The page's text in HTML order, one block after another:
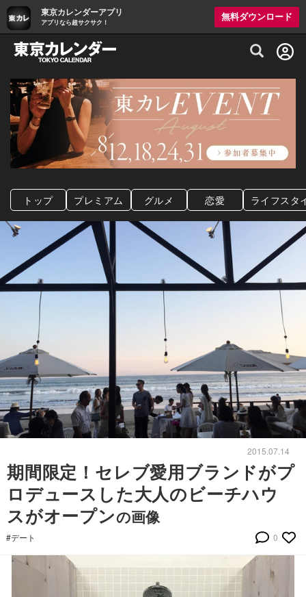
東京カレンダーアプリ
アプリなら超サクサク！
無料ダウンロード
グルメ情報・プレミアムレストラン予約
トップ プレミアム グルメ 恋愛 ライフスタ
2015.07.14
期間限定！セレブ愛用ブランドがプ
ロデュースした大人のビーチハウ
スがオープンの画像
#デート 0